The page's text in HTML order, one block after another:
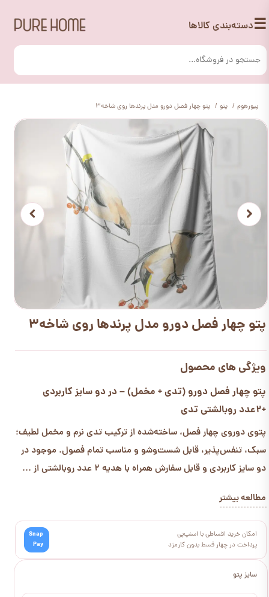
☰دسته‌بندی کالاها
پیورهوم پتو پتو چهار فصل دورو مدل پرندها روی شاخه3
سایز پتو
پتو چهار فصل دورو مدل پرندها روی شاخه3
ویژگی های محصول
پتو چهار فصل دورو (تدی + مخمل) – در دو سایز کاربردی
+2عدد روبالشتی تدی
پتوی دوروی چهار فصل، ساخته‌شده از ترکیب تدی نرم و مخمل لطیف؛
سبک، تنفس‌پذیر، قابل شست‌وشو و مناسب تمام فصول. موجود در
دو سایز کاربردی و قابل سفارش همراه با هدیه 2 عدد روبالشتی از ...
مطالعه بیشتر
امکان خرید اقساطی با اسنپ‌پی
پرداخت در چهار قسط بدون کارمزد
Snap
Pay